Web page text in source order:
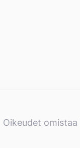
Oikeudet omistaa